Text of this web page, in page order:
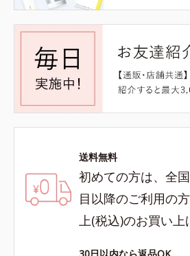
送料無料
初めての方は、全
目以降のご利用の
上(税込)のお買い